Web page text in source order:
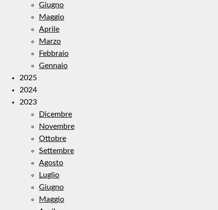
Giugno
Maggio
Aprile
Marzo
Febbraio
Gennaio
2025
2024
2023
Dicembre
Novembre
Ottobre
Settembre
Agosto
Luglio
Giugno
Maggio